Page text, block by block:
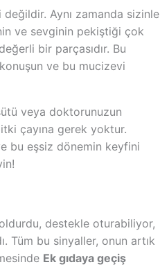
Aynı zamanda sizinle
ve sevginin pekiştiği çok
bir parçasıdır. Bu
ve bu mucizevi
veya doktorunuzun
çayına gerek yoktur.
bu eşsiz dönemin keyfini
destekle oturabiliyor,
Tüm bu sinyaller, onun artık
Ek gıdaya geçiş